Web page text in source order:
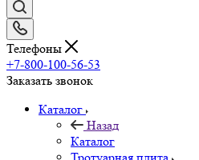
Телефоны
+7-800-100-56-53
Заказать звонок
Каталог
Назад
Каталог